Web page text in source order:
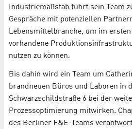
Industriemaßstab führt sein Team
Gespräche mit potenziellen
Lebensmittelbranche, um im
vorhandene
nutzen zu können.
Bis dahin wird ein Team um
brandneuen Büros und Laboren in
Schwarzschildstraße 6 bei der
Prozessoptimierung mitwirken.
des Berliner F&E-Teams